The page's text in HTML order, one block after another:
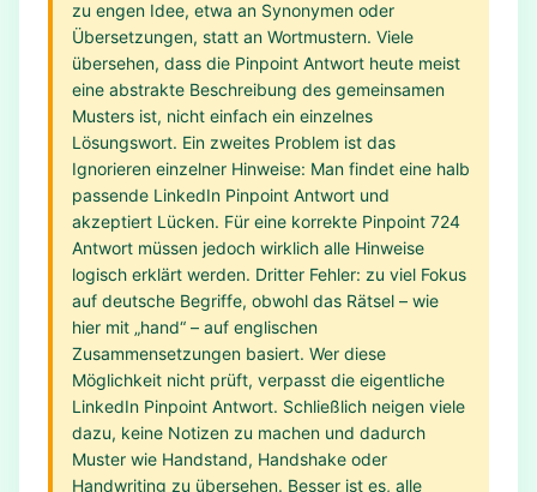
zu engen Idee, etwa an Synonymen oder
Übersetzungen, statt an Wortmustern. Viele
übersehen, dass die Pinpoint Antwort heute meist
eine abstrakte Beschreibung des gemeinsamen
Musters ist, nicht einfach ein einzelnes
Lösungswort. Ein zweites Problem ist das
Ignorieren einzelner Hinweise: Man findet eine halb
passende LinkedIn Pinpoint Antwort und
akzeptiert Lücken. Für eine korrekte Pinpoint 724
Antwort müssen jedoch wirklich alle Hinweise
logisch erklärt werden. Dritter Fehler: zu viel Fokus
auf deutsche Begriffe, obwohl das Rätsel – wie
hier mit „hand“ – auf englischen
Zusammensetzungen basiert. Wer diese
Möglichkeit nicht prüft, verpasst die eigentliche
LinkedIn Pinpoint Antwort. Schließlich neigen viele
dazu, keine Notizen zu machen und dadurch
Muster wie Handstand, Handshake oder
Handwriting zu übersehen. Besser ist es, alle